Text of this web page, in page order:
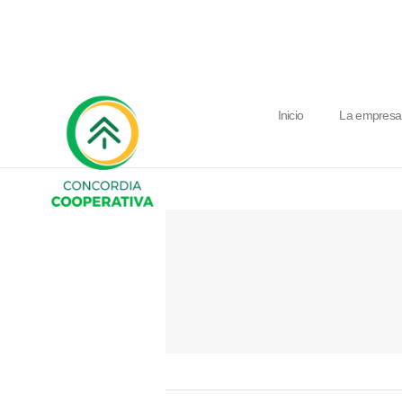
Inicio La empresa